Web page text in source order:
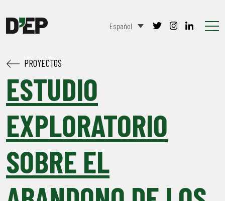
Español
PROYECTOS
ESTUDIO
EXPLORATORIO
SOBRE EL